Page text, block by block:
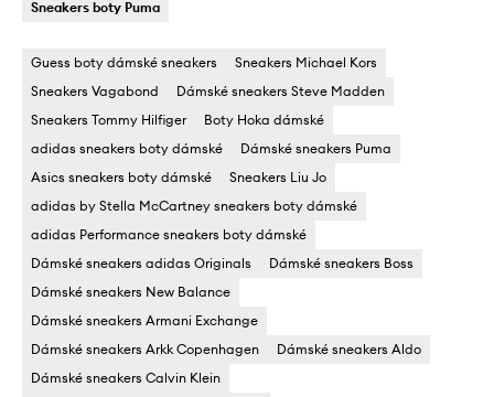
Sneakers boty Puma
Guess boty dámské sneakers
Sneakers Michael Kors
Sneakers Vagabond
Dámské sneakers Steve Madden
Sneakers Tommy Hilfiger
Boty Hoka dámské
adidas sneakers boty dámské
Dámské sneakers Puma
Asics sneakers boty dámské
Sneakers Liu Jo
adidas by Stella McCartney sneakers boty dámské
adidas Performance sneakers boty dámské
Dámské sneakers adidas Originals
Dámské sneakers Boss
Dámské sneakers New Balance
Dámské sneakers Armani Exchange
Dámské sneakers Arkk Copenhagen
Dámské sneakers Aldo
Dámské sneakers Calvin Klein